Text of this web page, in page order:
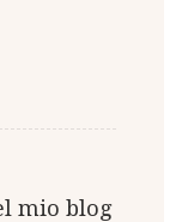
mio blog